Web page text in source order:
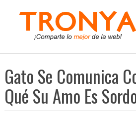
Gato Se Comunica
Qué Su Amo Es